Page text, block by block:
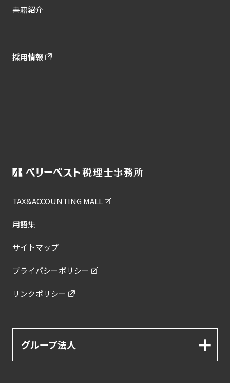
書籍紹介
採用情報
TAX&ACCOUNTING MALL
用語集
サイトマップ
プライバシーポリシー
リンクポリシー
グループ法人